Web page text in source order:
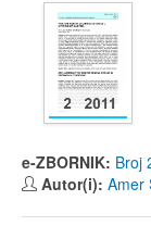
e-ZBORNIK: Broj
Autor(i): Amer